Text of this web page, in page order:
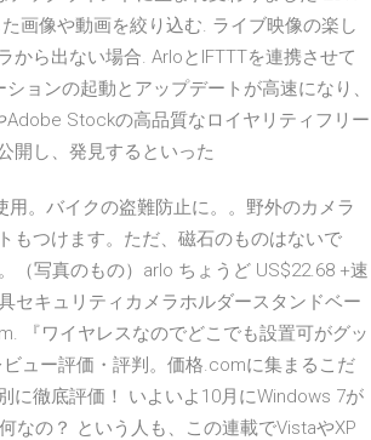
画像や動画を絞り込む. ライブ映像の楽し
ら出ない場合. ArloとIFTTTを連携させて
ョンの起動とアップデートが高速になり、
Stockの高品質なロイヤリティフリー
開し、発見するといった
。バイクの盗難防止に。。野外のカメラ
もつけます。ただ、磁石のものはないで
（写真のもの）arlo ちょうど US$22.68 +速
セキュリティカメラホルダースタンドベー
『ワイヤレスなのでどこでも設置可がグッ
ュー評価・評判。価格.comに集まるこだ
に徹底評価！ いよいよ10月にWindows 7が
なの？ という人も、この連載でVistaやXP